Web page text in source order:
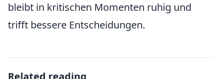
bleibt in kritischen Momenten ruhig und
trifft bessere Entscheidungen.
Related reading